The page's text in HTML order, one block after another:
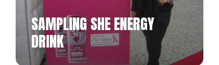
SAMPLING SHE ENERGY
DRINK